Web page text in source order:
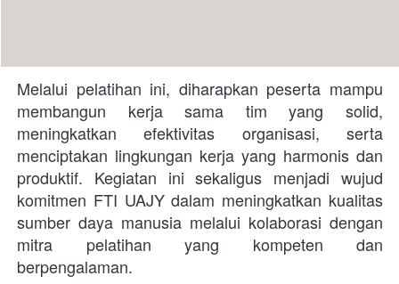
Melalui pelatihan ini, diharapkan peserta mampu
membangun kerja sama tim yang solid,
meningkatkan efektivitas organisasi, serta
menciptakan lingkungan kerja yang harmonis dan
produktif. Kegiatan ini sekaligus menjadi wujud
komitmen FTI UAJY dalam meningkatkan kualitas
sumber daya manusia melalui kolaborasi dengan
mitra pelatihan yang kompeten dan
berpengalaman.